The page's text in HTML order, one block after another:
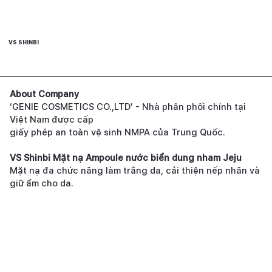
VS SHINBI
About Company
‘GENIE COSMETICS CO.,LTD’ - Nhà phân phối chính tại
Việt Nam được cấp
giấy phép an toàn vệ sinh NMPA của Trung Quốc.
VS Shinbi Mặt nạ Ampoule nước biển dung nham Jeju
Mặt nạ đa chức năng làm trắng da, cải thiện nếp nhăn và
giữ ẩm cho da.